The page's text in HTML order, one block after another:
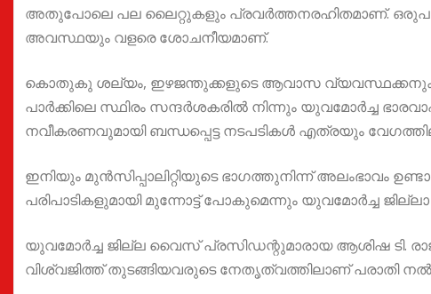
അതുപോലെ പല ലൈറ്റുകളും പ്രവർത്തനരഹിതമാണ്.
അവസ്ഥയും വളരെ ശോചനീയമാണ്.
കൊതുകു ശല്യം, ഇഴജന്തുക്കളുടെ ആവാസ
പാർക്കിലെ സ്ഥിരം സന്ദർശകരിൽ നിന്നും യുവമോർച്ച
നവീകരണവുമായി ബന്ധപ്പെട്ട നടപടികൾ എത്രയും
ഇനിയും മുൻസിപ്പാലിറ്റിയുടെ ഭാഗത്തുനിന്ന് അലംഭാവം
പരിപാടികളുമായി മുന്നോട്ട് പോകുമെന്നും യുവമോർച്ച
യുവമോർച്ച ജില്ല വൈസ് പ്രസിഡന്റുമാരായ ആശിഷ ടി.
വിശ്വജിത്ത് തുടങ്ങിയവരുടെ നേതൃത്വത്തിലാണ് പരാതി